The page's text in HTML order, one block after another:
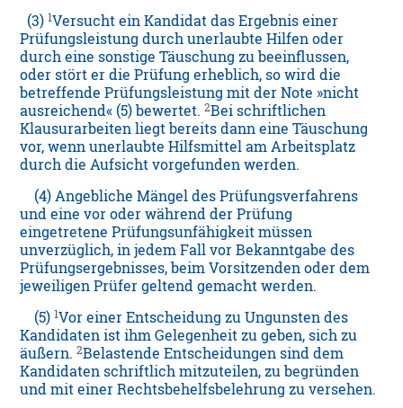
(3)1Versucht ein Kandidat das Ergebnis einer
Prüfungsleistung durch unerlaubte Hilfen oder
durch eine sonstige Täuschung zu beeinflussen,
oder stört er die Prüfung erheblich, so wird die
betreffende Prüfungsleistung mit der Note »nicht
ausreichend« (5) bewertet.2Bei schriftlichen
Klausurarbeiten liegt bereits dann eine Täuschung
vor, wenn unerlaubte Hilfsmittel am Arbeitsplatz
durch die Aufsicht vorgefunden werden.
(4) Angebliche Mängel des Prüfungsverfahrens
und eine vor oder während der Prüfung
eingetretene Prüfungsunfähigkeit müssen
unverzüglich, in jedem Fall vor Bekanntgabe des
Prüfungsergebnisses, beim Vorsitzenden oder dem
jeweiligen Prüfer geltend gemacht werden.
(5)1Vor einer Entscheidung zu Ungunsten des
Kandidaten ist ihm Gelegenheit zu geben, sich zu
äußern.2Belastende Entscheidungen sind dem
Kandidaten schriftlich mitzuteilen, zu begründen
und mit einer Rechtsbehelfsbelehrung zu versehen.